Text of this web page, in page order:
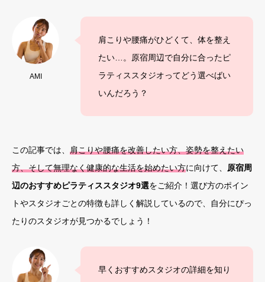
AMI
肩こりや腰痛がひどくて、体を整え
たい…。原宿周辺で自分に合ったピ
ラティススタジオってどう選べばい
いんだろう？
この記事では、 肩こりや腰痛を改善したい方、姿勢を整えたい
方、そして無理なく健康的な生活を始めたい方に向けて、 原宿周
辺のおすすめピラティススタジオ9選をご紹介！選び方のポイン
トやスタジオごとの特徴も詳しく解説しているので、自分にぴっ
たりのスタジオが見つかるでしょう！
早くおすすめスタジオの詳細を知り